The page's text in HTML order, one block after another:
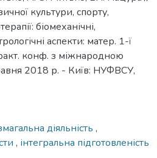
культури, спорту,
біомеханічні,
аспекти: матер. 1-ї
конф. з міжнародною
2018 р. - Київ: НУФВСУ,
діяльність ,
, інтегральна підготовленість